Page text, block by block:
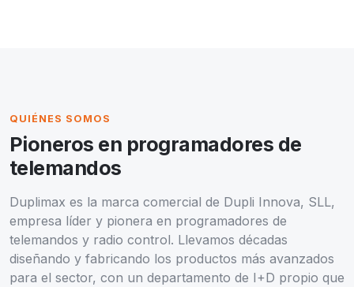
QUIÉNES SOMOS
Pioneros en programadores de
telemandos
Duplimax es la marca comercial de Dupli Innova, SLL,
empresa líder y pionera en programadores de
telemandos y radio control. Llevamos décadas
diseñando y fabricando los productos más avanzados
para el sector, con un departamento de I+D propio que